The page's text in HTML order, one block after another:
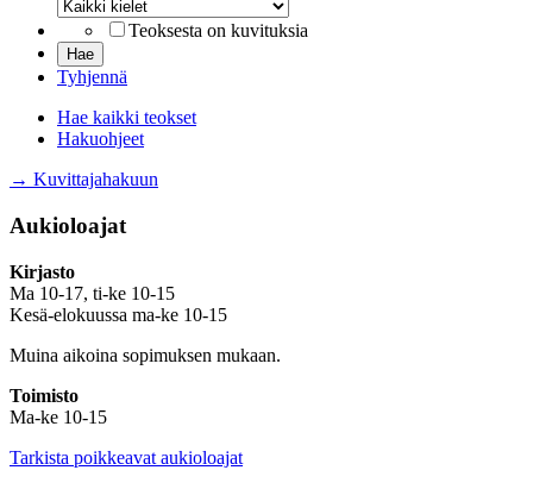
Kieli
Teoksesta on kuvituksia
Tyhjennä
Hae kaikki teokset
Hakuohjeet
→ Kuvittajahakuun
Aukioloajat
Kirjasto
Ma 10-17, ti-ke 10-15
Kesä-elokuussa ma-ke 10-15
Muina aikoina sopimuksen mukaan.
Toimisto
Ma-ke 10-15
Tarkista poikkeavat aukioloajat